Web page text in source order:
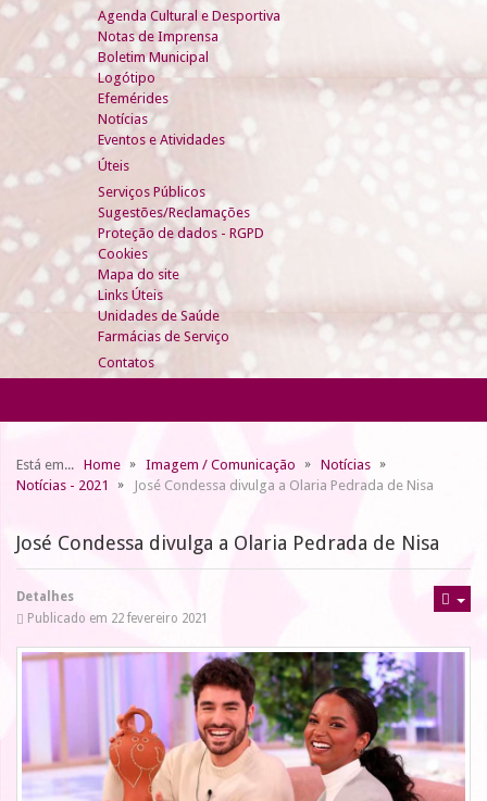
Agenda Cultural e Desportiva
Notas de Imprensa
Boletim Municipal
Logótipo
Efemérides
Notícias
Eventos e Atividades
Úteis
Serviços Públicos
Sugestões/Reclamações
Proteção de dados - RGPD
Cookies
Mapa do site
Links Úteis
Unidades de Saúde
Farmácias de Serviço
Contatos
Está em... Home Imagem / Comunicação
Notícias
Notícias - 2021
José Condessa divulga a Olaria Pedrada de Nisa
José Condessa divulga a Olaria Pedrada de Nisa
Detalhes
Publicado em 22 fevereiro 2021